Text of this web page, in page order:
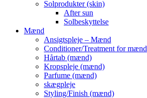
Solprodukter (skin)
After sun
Solbeskyttelse
Mænd
Ansigtspleje – Mænd
Conditioner/Treatment for mænd
Hårtab (mænd)
Kropspleje (mænd)
Parfume (mænd)
skægpleje
Styling/Finish (mænd)